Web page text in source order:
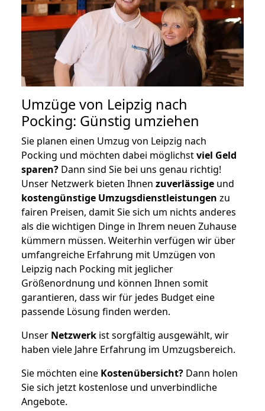
Umzüge von Leipzig nach
Pocking: Günstig umziehen
Sie planen einen Umzug von Leipzig nach
Pocking und möchten dabei möglichstviel Geld
sparen? Dann sind Sie bei uns genau richtig!
Unser Netzwerk bieten Ihnen zuverlässige und
kostengünstige Umzugsdienstleistungen zu
fairen Preisen, damit Sie sich um nichts anderes
als die wichtigen Dinge in Ihrem neuen Zuhause
kümmern müssen. Weiterhin verfügen wir über
umfangreiche Erfahrung mit Umzügen von
Leipzig nach Pocking mit jeglicher
Größenordnung und können Ihnen somit
garantieren, dass wir für jedes Budget eine
passende Lösung finden werden.
Unser Netzwerk ist sorgfältig ausgewählt, wir
haben viele Jahre Erfahrung im Umzugsbereich.
Sie möchten eine Kostenübersicht? Dann holen
Sie sich jetzt kostenlose und unverbindliche
Angebote.